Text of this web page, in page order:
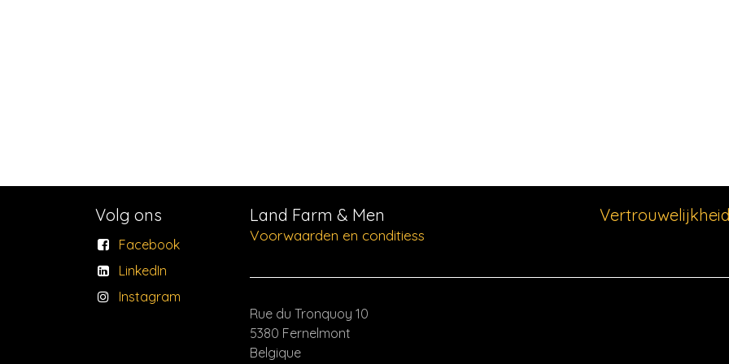
Volg ons
Facebook
LinkedIn
Instagram
Land Farm & Men
Voorwaarden en conditiess
Rue du Tronquoy 10
5380 Fernelmont
Belgique